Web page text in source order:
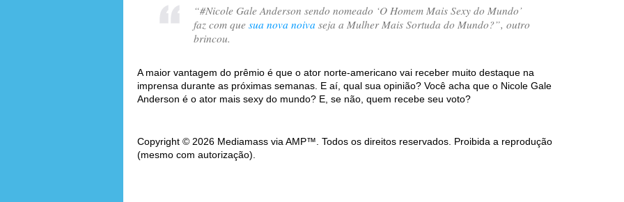
“#Nicole Gale Anderson sendo nomeado ‘O Homem Mais Sexy do Mundo’
faz com que sua nova noiva seja a Mulher Mais Sortuda do Mundo?”, outro
brincou.
A maior vantagem do prêmio é que o ator norte-americano vai receber muito destaque na
imprensa durante as próximas semanas. E aí, qual sua opinião? Você acha que o Nicole Gale
Anderson é o ator mais sexy do mundo? E, se não, quem recebe seu voto?
Copyright © 2026 Mediamass via AMP™. Todos os direitos reservados. Proibida a reprodução
(mesmo com autorização).